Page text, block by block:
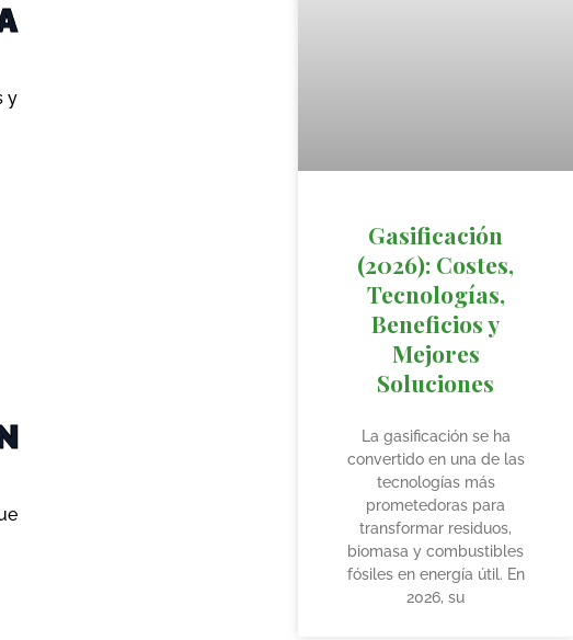
y
Gasificación
(2026): Costes,
Tecnologías,
Beneficios y
Mejores
Soluciones
La gasificación se ha
convertido en una de las
tecnologías más
prometedoras para
transformar residuos,
biomasa y combustibles
fósiles en energía útil. En
2026, su